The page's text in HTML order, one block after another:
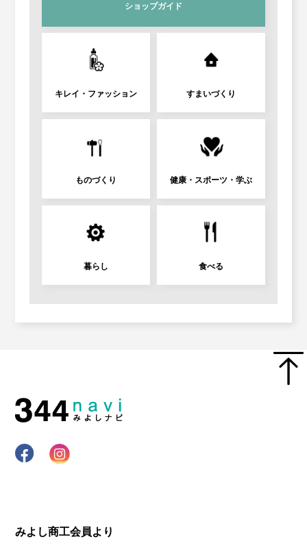
ショップガイド
キレイ・ファッション すまいづくり
ものづくり 健康・スポーツ・学ぶ
暮らし 食べる
中小企業倒産防止共済制度
みよし商工会員より